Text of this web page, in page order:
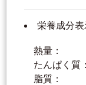
栄養成分表
熱量：
たんぱく質：
脂質：